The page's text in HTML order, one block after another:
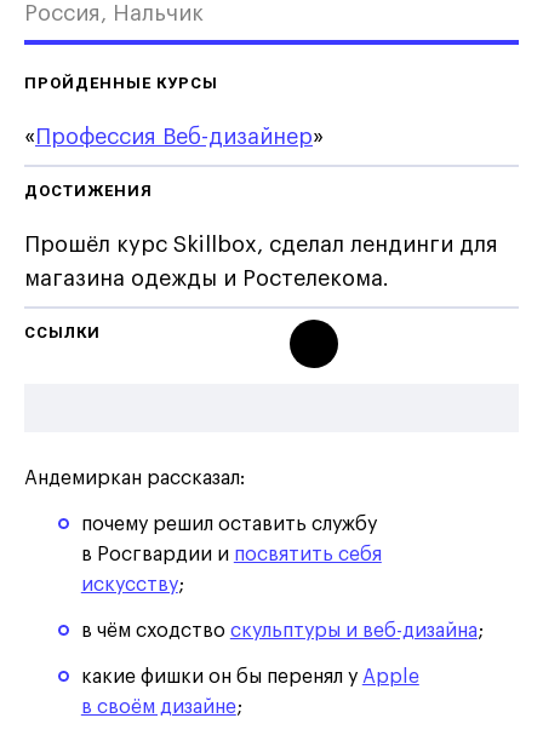
Россия, Нальчик
ПРОЙДЕННЫЕ КУРСЫ
« Профессия Веб-дизайнер»
ДОСТИЖЕНИЯ
Прошёл курс Skillbox, сделал лендинги для
магазина одежды и Ростелекома.
ССЫЛКИ
Андемиркан рассказал:
почему решил оставить службу
в Росгвардии и посвятить себя
искусству;
в чём сходство скульптуры и веб-дизайна;
какие фишки он бы перенял у Apple
в своём дизайне;